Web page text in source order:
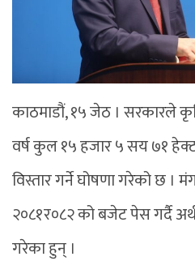
काठमाडौं, १५ जेठ । सरकारले
वर्ष कुल १५ हजार ५ सय ७१
विस्तार गर्ने घोषणा गरेको छ ।
२०८१र०८२ को बजेट पेस गर्दै
गरेका हुन् ।